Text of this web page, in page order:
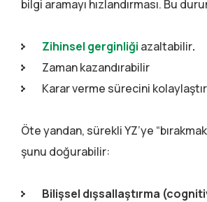
bilgi aramayı hızlandırması. Bu
Zihinsel gerginliği azaltabilir.
Zaman kazandırabilir
Karar verme sürecini
Öte yandan, sürekli YZ’ye
şunu doğurabilir:
Bilişsel dışsallaştırma